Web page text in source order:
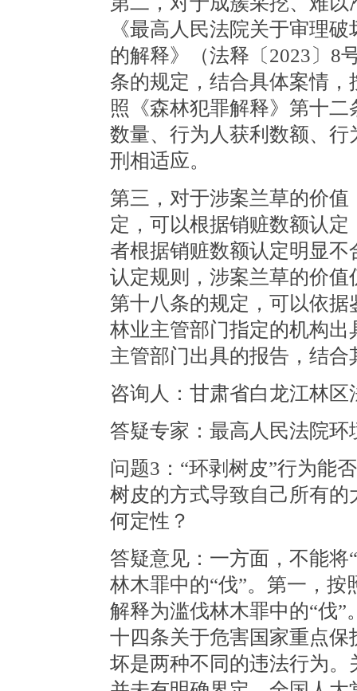
《最高人民法院关于审理
的解释》（法释〔2023〕8
条的规定，结合具体案情
照《森林犯罪解释》第十
数量、行为人获利数额、
刑相适应。
第三，对于涉案兰草的价
定，可以根据销赃数额认
者根据销赃数额认定明显
认定规则，涉案兰草的价
第十八条的规定，可以依
林业主管部门指定的机构
主管部门出具的报告，结
咨询人：甘肃省白龙江林
答疑专家：最高人民法院
问题3：“环剥树皮”行为能
树皮的方式导致自己所有
何定性？
答疑意见：一方面，不能
林木罪中的“伐”。第一，
解释为滥伐林木罪中的“伐
十四条关于危害国家重点
坏是两种不同的违法行为。